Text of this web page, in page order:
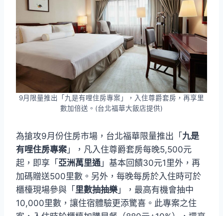
9月限量推出「九是有哩住房專案」，入住尊爵套房，再享里
數加倍送。(台北福華大飯店提供)
為搶攻9月份住房市場，台北福華限量推出「 九是
有哩住房專案 」，凡入住尊爵套房每晚5,500元
起，即享「 亞洲萬里通」基本回饋30元1里外，再
加碼贈送500里數。另外，每晚每房於入住時可於
櫃檯現場參與「 里數抽抽樂 」，最高有機會抽中
10,000里數，讓住宿體驗更添驚喜。此專案之住